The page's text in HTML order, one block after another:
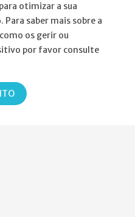
otimizar a sua
Para saber mais sobre a
os gerir ou
por favor consulte